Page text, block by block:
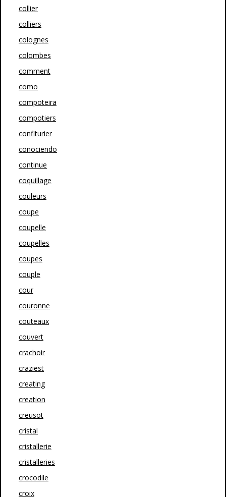
collier
colliers
colognes
colombes
comment
como
compoteira
compotiers
confiturier
conociendo
continue
coquillage
couleurs
coupe
coupelle
coupelles
coupes
couple
cour
couronne
couteaux
couvert
crachoir
craziest
creating
creation
creusot
cristal
cristallerie
cristalleries
crocodile
croix